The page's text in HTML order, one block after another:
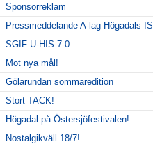
Sponsorreklam
Pressmeddelande A-lag Högadals IS
SGIF U-HIS 7-0
Mot nya mål!
Gölarundan sommaredition
Stort TACK!
Högadal på Östersjöfestivalen!
Nostalgikväll 18/7!